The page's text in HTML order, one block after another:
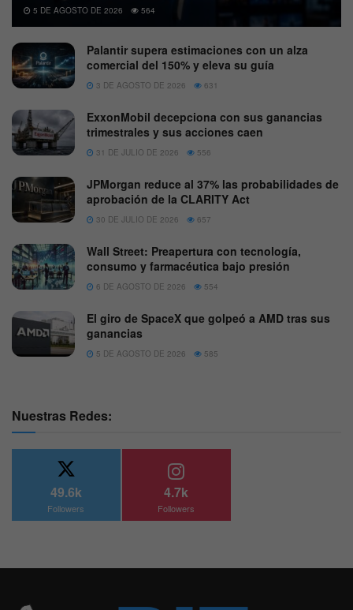
5 DE AGOSTO DE 2026 564
Palantir supera estimaciones con un alza
comercial del 150% y eleva su guía
3 DE AGOSTO DE 2026 631
ExxonMobil decepciona con sus ganancias
trimestrales y sus acciones caen
31 DE JULIO DE 2026 556
JPMorgan reduce al 37% las probabilidades de
aprobación de la CLARITY Act
30 DE JULIO DE 2026 657
Wall Street: Preapertura con tecnología,
consumo y farmacéutica bajo presión
6 DE AGOSTO DE 2026 554
El giro de SpaceX que golpeó a AMD tras sus
ganancias
5 DE AGOSTO DE 2026 585
Nuestras Redes:
49.6k
Followers
4.7k
Followers